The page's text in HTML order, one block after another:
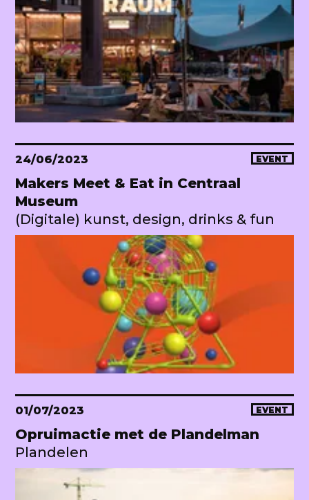
24/06/2023 EVENT
Makers Meet & Eat in Centraal
Museum
(Digitale) kunst, design, drinks & fun
01/07/2023 EVENT
Opruimactie met de Plandelman
Plandelen